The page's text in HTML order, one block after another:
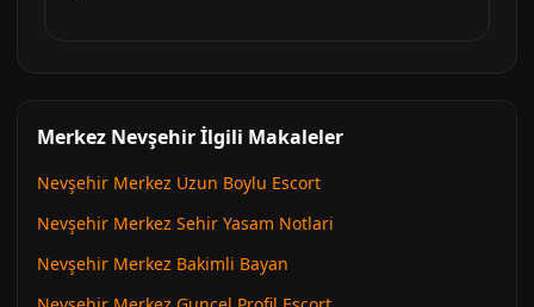
Merkez Nevşehir İlgili Makaleler
Nevşehir Merkez Uzun Boylu Escort
Nevşehir Merkez Sehir Yasam Notlari
Nevşehir Merkez Bakimli Bayan